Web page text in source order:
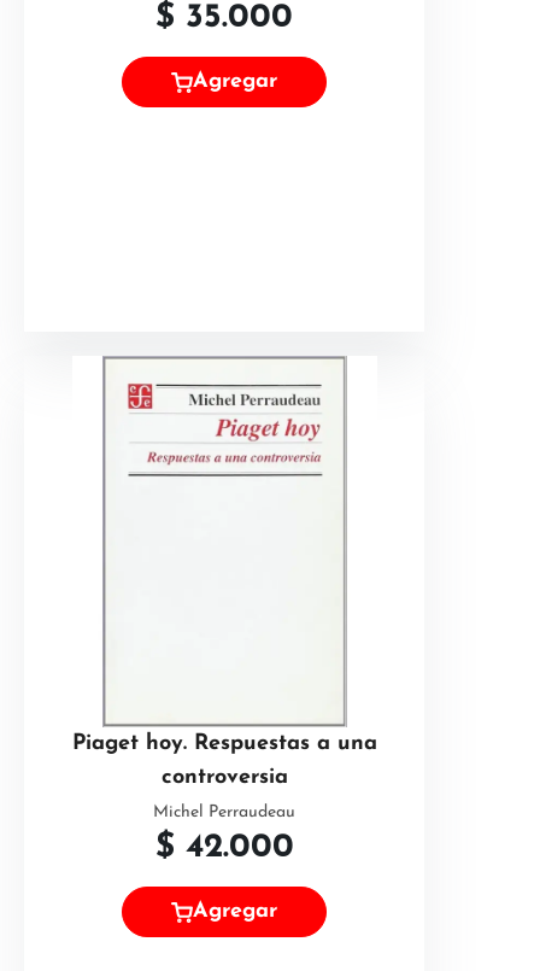
$ 35.000
Agregar
Piaget hoy. Respuestas a una
controversia
Michel Perraudeau
$ 42.000
Agregar